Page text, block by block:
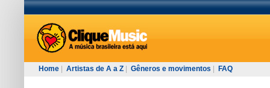
Home Artistas de A a Z Gêneros e movimentos FAQ